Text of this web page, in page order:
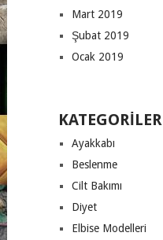
Mart 2019
Şubat 2019
Ocak 2019
KATEGORILER
Ayakkabı
Beslenme
Cilt Bakımı
Diyet
Elbise Modelleri